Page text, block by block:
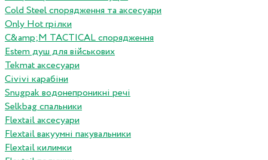
Cold Steel спорядження та аксесуари
Only Hot грілки
C&amp;M TACTICAL спорядження
Estem душ для військових
Tekmat аксесуари
Сivivi карабіни
Snugpak водонепроникні речі
Selkbag спальники
Flextail аксесуари
Flextail вакуумні пакувальники
Flextail килимки